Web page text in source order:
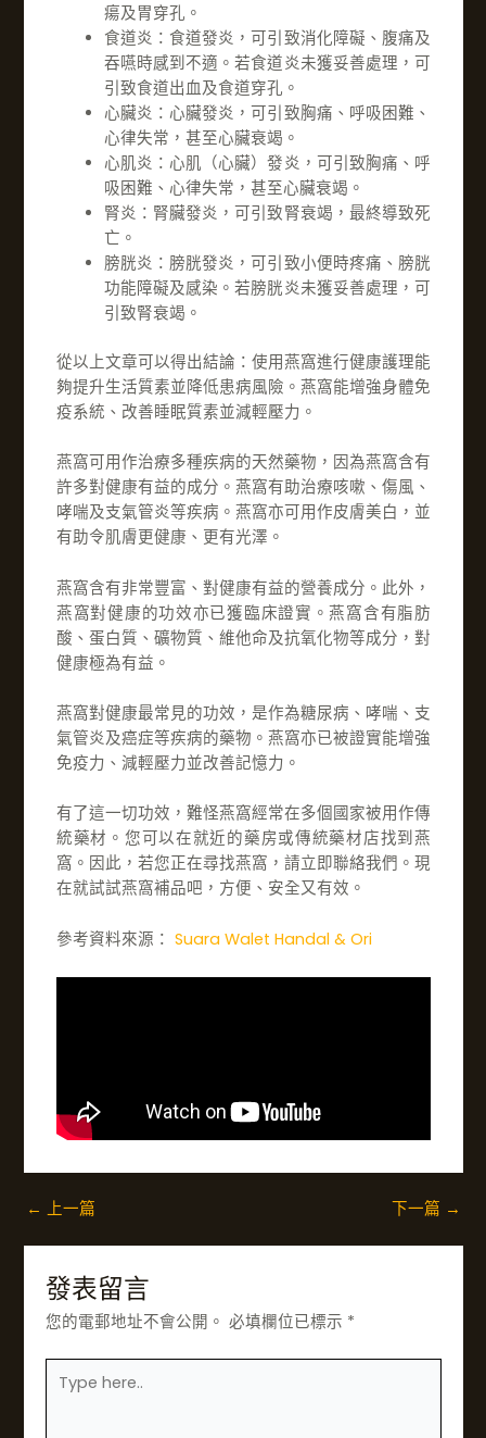
瘍及胃穿孔。
食道炎：食道發炎，可引致消化障礙、腹痛及
吞嚥時感到不適。若食道炎未獲妥善處理，可
引致食道出血及食道穿孔。
心臟炎：心臟發炎，可引致胸痛、呼吸困難、
心律失常，甚至心臟衰竭。
心肌炎：心肌（心臟）發炎，可引致胸痛、呼
吸困難、心律失常，甚至心臟衰竭。
腎炎：腎臟發炎，可引致腎衰竭，最終導致死
亡。
膀胱炎：膀胱發炎，可引致小便時疼痛、膀胱
功能障礙及感染。若膀胱炎未獲妥善處理，可
引致腎衰竭。
從以上文章可以得出結論：使用燕窩進行健康護理能
夠提升生活質素並降低患病風險。燕窩能增強身體免
疫系統、改善睡眠質素並減輕壓力。
燕窩可用作治療多種疾病的天然藥物，因為燕窩含有
許多對健康有益的成分。燕窩有助治療咳嗽、傷風、
哮喘及支氣管炎等疾病。燕窩亦可用作皮膚美白，並
有助令肌膚更健康、更有光澤。
燕窩含有非常豐富、對健康有益的營養成分。此外，
燕窩對健康的功效亦已獲臨床證實。燕窩含有脂肪
酸、蛋白質、礦物質、維他命及抗氧化物等成分，對
健康極為有益。
燕窩對健康最常見的功效，是作為糖尿病、哮喘、支
氣管炎及癌症等疾病的藥物。燕窩亦已被證實能增強
免疫力、減輕壓力並改善記憶力。
有了這一切功效，難怪燕窩經常在多個國家被用作傳
統藥材。您可以在就近的藥房或傳統藥材店找到燕
窩。因此，若您正在尋找燕窩，請立即聯絡我們。現
在就試試燕窩補品吧，方便、安全又有效。
參考資料來源： Suara Walet Handal & Ori
← 上一篇 下一篇 →
發表留言
您的電郵地址不會公開。 必填欄位已標示 *